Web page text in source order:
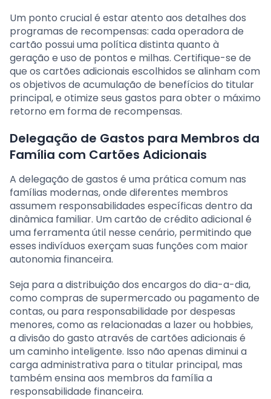
Um ponto crucial é estar atento aos detalhes dos
programas de recompensas: cada operadora de
cartão possui uma política distinta quanto à
geração e uso de pontos e milhas. Certifique-se de
que os cartões adicionais escolhidos se alinham com
os objetivos de acumulação de benefícios do titular
principal, e otimize seus gastos para obter o máximo
retorno em forma de recompensas.
Delegação de Gastos para Membros da
Família com Cartões Adicionais
A delegação de gastos é uma prática comum nas
famílias modernas, onde diferentes membros
assumem responsabilidades específicas dentro da
dinâmica familiar. Um cartão de crédito adicional é
uma ferramenta útil nesse cenário, permitindo que
esses indivíduos exerçam suas funções com maior
autonomia financeira.
Seja para a distribuição dos encargos do dia-a-dia,
como compras de supermercado ou pagamento de
contas, ou para responsabilidade por despesas
menores, como as relacionadas a lazer ou hobbies,
a divisão do gasto através de cartões adicionais é
um caminho inteligente. Isso não apenas diminui a
carga administrativa para o titular principal, mas
também ensina aos membros da família a
responsabilidade financeira.